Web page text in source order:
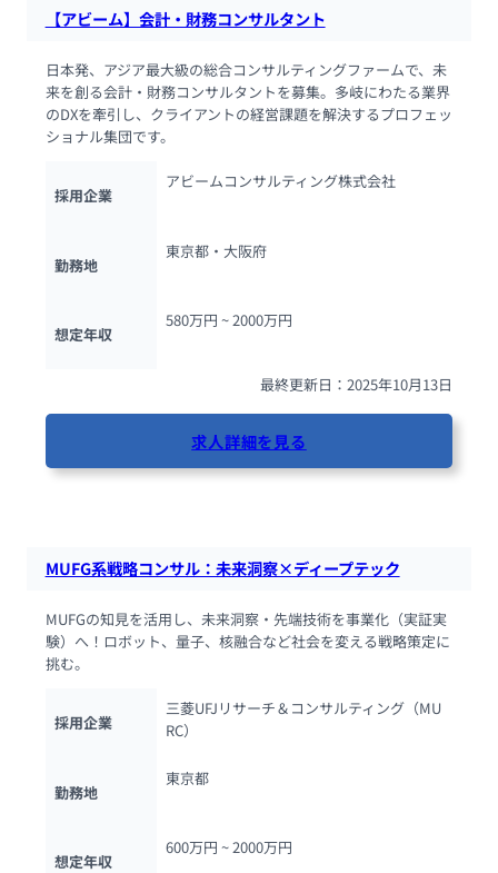
【アビーム】会計・財務コンサルタント
日本発、アジア最大級の総合コンサルティングファームで、未
来を創る会計・財務コンサルタントを募集。多岐にわたる業界
のDXを牽引し、クライアントの経営課題を解決するプロフェッ
ショナル集団です。
採用企業
アビームコンサルティング株式会社
勤務地
東京都・大阪府
想定年収
580万円 ~ 2000万円
最終更新日：2025年10月13日
求人詳細を見る
MUFG系戦略コンサル：未来洞察×ディープテック
MUFGの知見を活用し、未来洞察・先端技術を事業化（実証実
験）へ！ロボット、量子、核融合など社会を変える戦略策定に
挑む。
採用企業
三菱UFJリサーチ＆コンサルティング（MU
RC）
勤務地
東京都
想定年収
600万円 ~ 2000万円